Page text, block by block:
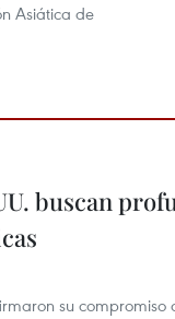
Asiática de
buscan
su